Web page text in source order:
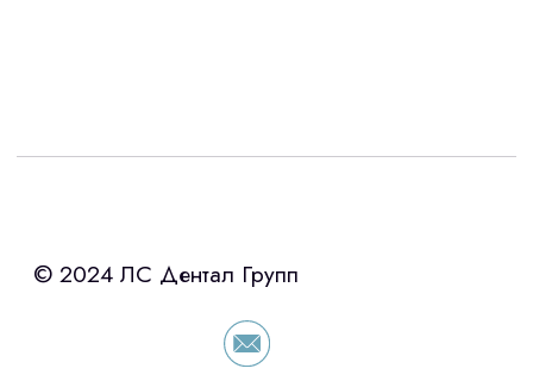
Интересует лизинг?
«Уралпромлизинг» подберем выгодные
условия по лизингу оборудования,
просто оставьте контакты чтобы мы
сориентировали по условиям